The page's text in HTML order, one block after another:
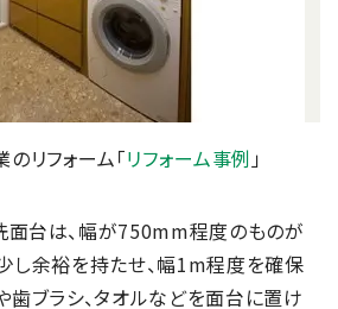
リフォーム「リフォーム事例」
面台は、幅が750mm程度のものが
し余裕を持たせ、幅1m程度を確保
歯ブラシ、タオルなどを面台に置け